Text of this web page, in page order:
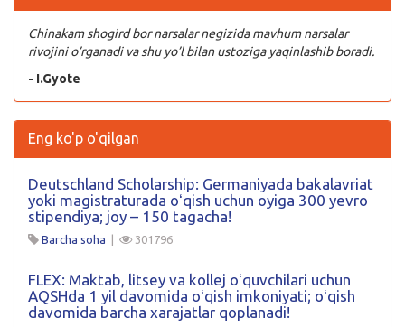
Chinakam shogird bor narsalar negizida mavhum narsalar
rivojini o’rganadi va shu yo’l bilan ustoziga yaqinlashib boradi.
- I.Gyote
Eng ko'p o'qilgan
Deutschland Scholarship: Germaniyada bakalavriat
yoki magistraturada oʻqish uchun oyiga 300 yevro
stipendiya; joy – 150 tagacha!
Barcha soha | 301796
FLEX: Maktab, litsey va kollej oʻquvchilari uchun
AQSHda 1 yil davomida oʻqish imkoniyati; oʻqish
davomida barcha xarajatlar qoplanadi!